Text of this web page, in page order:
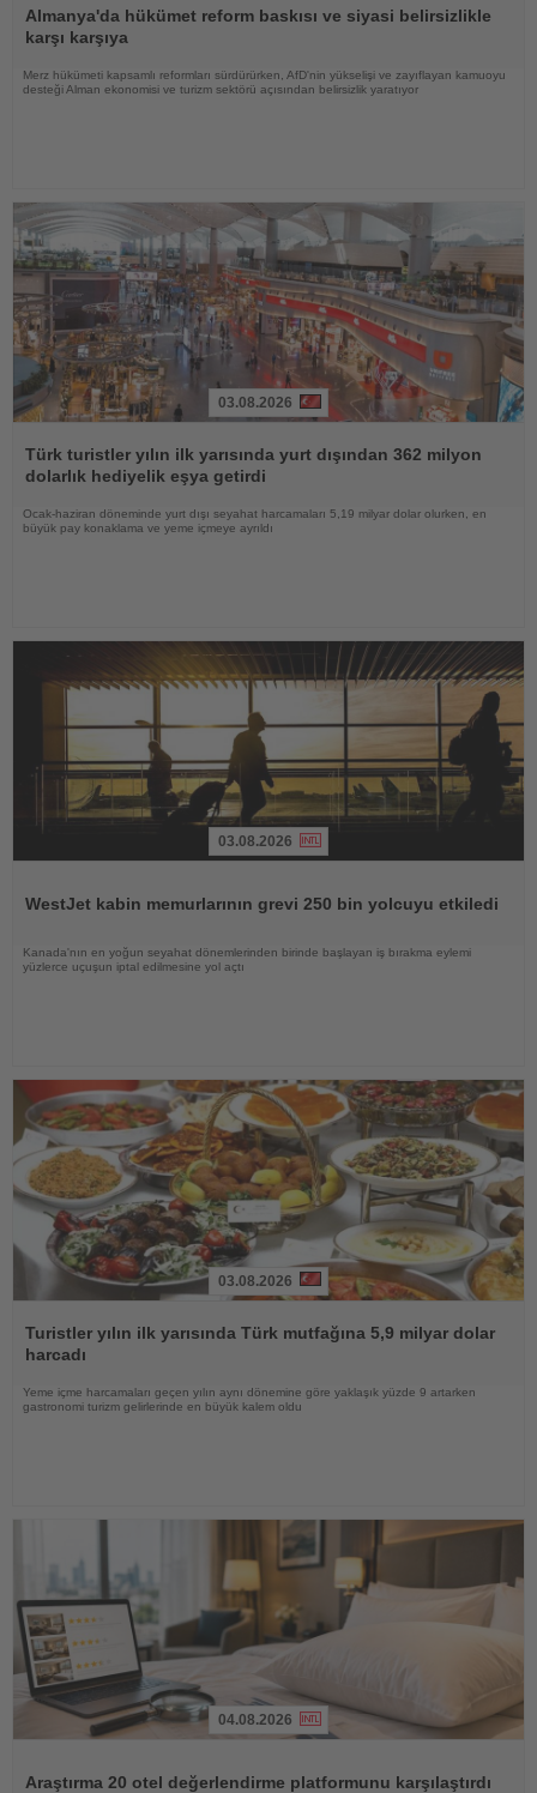
Oku
Almanya'da hükümet reform baskısı ve siyasi belirsizlikle
karşı karşıya
Merz hükümeti kapsamlı reformları sürdürürken, AfD'nin yükselişi ve zayıflayan kamuoyu
desteği Alman ekonomisi ve turizm sektörü açısından belirsizlik yaratıyor
Oku
03.08.2026
Türk turistler yılın ilk yarısında yurt dışından 362 milyon
dolarlık hediyelik eşya getirdi
Ocak-haziran döneminde yurt dışı seyahat harcamaları 5,19 milyar dolar olurken, en
büyük pay konaklama ve yeme içmeye ayrıldı
03.08.2026
WestJet kabin memurlarının grevi 250 bin yolcuyu etkiledi
Kanada'nın en yoğun seyahat dönemlerinden birinde başlayan iş bırakma eylemi
yüzlerce uçuşun iptal edilmesine yol açtı
Oku
03.08.2026
Turistler yılın ilk yarısında Türk mutfağına 5,9 milyar dolar
harcadı
Yeme içme harcamaları geçen yılın aynı dönemine göre yaklaşık yüzde 9 artarken
gastronomi turizm gelirlerinde en büyük kalem oldu
04.08.2026
Araştırma 20 otel değerlendirme platformunu karşılaştırdı